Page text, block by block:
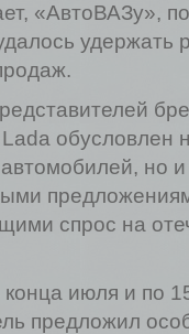
«АвтоВАЗу»,
удержать
обусловлен
но и
спрос на
июля и по
предложил